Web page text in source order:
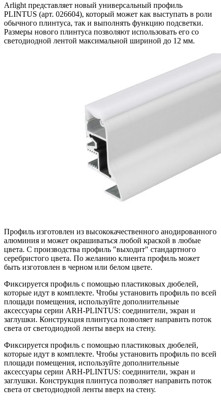
Arlight представляет новый универсальный профиль
PLINTUS (арт. 026604), который может как выступать в роли
обычного плинтуса, так и выполнять функцию подсветки.
Размеры нового плинтуса позволяют использовать его со
светодиодной лентой максимальной шириной до 12 мм.
Профиль изготовлен из высококачественного анодированного
алюминия и может окрашиваться любой краской в любые
цвета. С производства профиль "выходит" стандартного
серебристого цвета. По желанию клиента профиль может
быть изготовлен в черном или белом цвете.
Фиксируется профиль с помощью пластиковых дюбелей,
которые идут в комплекте. Чтобы установить профиль по всей
площади помещения, используйте дополнительные
аксессуары серии ARH-PLINTUS: соединители, экран и
заглушки. Конструкция плинтуса позволяет направить поток
света от светодиодной ленты вверх на стену.
Фиксируется профиль с помощью пластиковых дюбелей,
которые идут в комплекте. Чтобы установить профиль по всей
площади помещения, используйте дополнительные
аксессуары серии ARH-PLINTUS: соединители, экран и
заглушки. Конструкция плинтуса позволяет направить поток
света от светодиодной ленты вверх на стену.